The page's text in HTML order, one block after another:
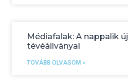
Médiafalak: A nappalik új
tévéállványai
TOVÁBB OLVASOM »